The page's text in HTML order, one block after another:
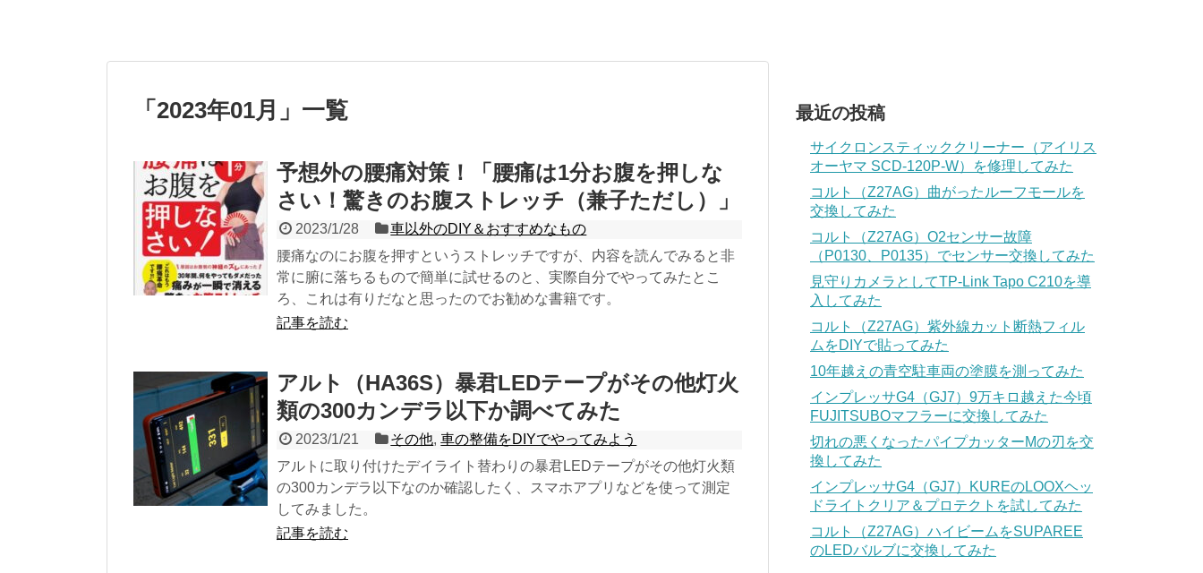
「 2023年01月 」 一覧
予想外の腰痛対策！「腰痛は1分お腹を押しな
さい！驚きのお腹ストレッチ（兼子ただし）」
2023/1/28
車以外のDIY＆おすすめなもの
腰痛なのにお腹を押すというストレッチですが、内容を読んでみると非
常に腑に落ちるもので簡単に試せるのと、実際自分でやってみたとこ
ろ、これは有りだなと思ったのでお勧めな書籍です。
記事を読む
アルト（HA36S）暴君LEDテープがその他灯火
類の300カンデラ以下か調べてみた
2023/1/21 その他,車の整備をDIYでやってみよう
アルトに取り付けたデイライト替わりの暴君LEDテープがその他灯火類
の300カンデラ以下なのか確認したく、スマホアプリなどを使って測定
してみました。
記事を読む
最近の投稿
サイクロンスティッククリーナー（アイリス
オーヤマ SCD-120P-W）を修理してみた
コルト（Z27AG）曲がったルーフモールを
交換してみた
コルト（Z27AG）O2センサー故障
（P0130、P0135）でセンサー交換してみた
見守りカメラとしてTP-Link Tapo C210を導
入してみた
コルト（Z27AG）紫外線カット断熱フィル
ムをDIYで貼ってみた
10年越えの青空駐車両の塗膜を測ってみた
インプレッサG4（GJ7）9万キロ越えた今頃
FUJITSUBOマフラーに交換してみた
切れの悪くなったパイプカッターMの刃を交
換してみた
インプレッサG4（GJ7）KUREのLOOXヘッ
ドライトクリア＆プロテクトを試してみた
コルト（Z27AG）ハイビームをSUPAREE
のLEDバルブに交換してみた